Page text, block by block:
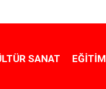
SANAT EĞITIM